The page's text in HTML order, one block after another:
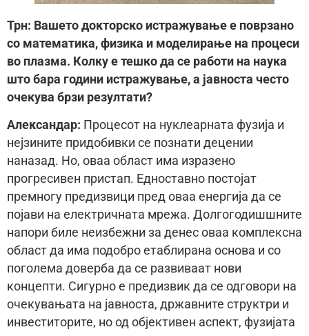
Трн: Вашето докторско истражување е поврзано
со математика, физика и моделирање на процеси
во плазма. Колку е тешко да се работи на наука
што бара години истражување, а јавноста често
очекува брзи резултати?
Александар: Процесот на нуклеарната фузија и
нејзините придобивки се познати децении
наназад. Но, оваа област има изразено
прогресивен пристап. Едноставно постојат
премногу предизвици пред оваа енергија да се
појави на електричната мрежа. Долгогодишшните
напори биле неизбежни за денес оваа комплексна
област да има подобро етаблирана основа и со
поголема доверба да се развиваат нови
концепти. Сигурно е предизвик да се одговори на
очекувањата на јавноста, државните структри и
инвеститорите, но од објективен аспект, фузијата